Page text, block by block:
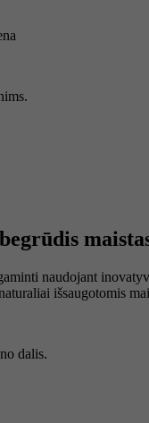
naudojant
išsaugotomis
dalis.